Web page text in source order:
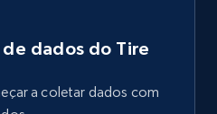
dados do Tire
a coletar dados com